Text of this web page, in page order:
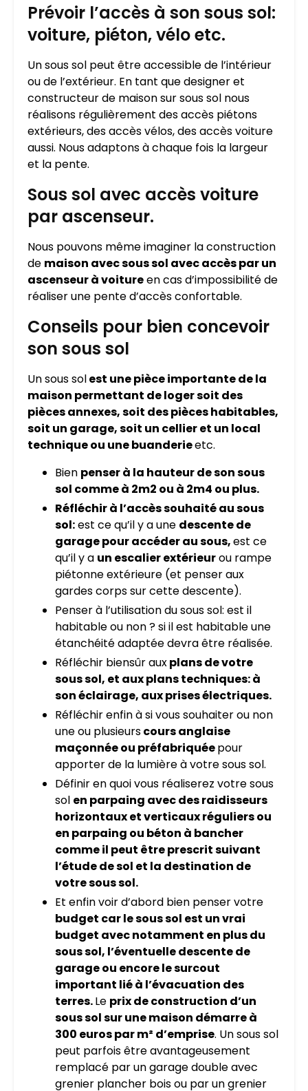
Prévoir l’accès à son sous sol:
voiture, piéton, vélo etc.
Un sous sol peut être accessible de l’intérieur
ou de l’extérieur. En tant que designer et
constructeur de maison sur sous sol nous
réalisons régulièrement des accès piétons
extérieurs, des accès vélos, des accès voiture
aussi. Nous adaptons à chaque fois la largeur
et la pente.
Sous sol avec accès voiture
par ascenseur.
Nous pouvons même imaginer la construction
de maison avec sous sol avec accès par un
ascenseur à voitureen cas d’impossibilité de
réaliser une pente d’accès confortable.
Conseils pour bien concevoir
son sous sol
Un sous solest une pièce importante de la
maison permettant de loger soit des
pièces annexes, soit des pièces habitables,
soit un garage, soit un cellier et un local
technique ou une buanderieetc.
Bien penser à la hauteur de son sous
sol comme à 2m2 ou à 2m4 ou plus.
Réfléchir à l’accès souhaité au sous
sol:est ce qu’il y a une descente de
garage pour accéder au sous,est ce
qu’il y a un escalier extérieurou rampe
piétonne extérieure (et penser aux
gardes corps sur cette descente).
Penser à l’utilisation du sous sol: est il
habitable ou non ? si il est habitable une
étanchéité adaptée devra être réalisée.
Réfléchir biensûr auxplans de votre
sous sol, et aux plans techniques: à
son éclairage, aux prises électriques.
Réfléchir enfin à si vous souhaiter ou non
une ou plusieurscours anglaise
maçonnée ou préfabriquéepour
apporter de la lumière à votre sous sol.
Définir en quoi vous réaliserez votre sous
sol en parpaing avec des raidisseurs
horizontaux et verticaux réguliers ou
en parpaing ou béton à bancher
comme il peut être prescrit suivant
l’étude de sol et la destination de
votre sous sol.
Et enfin voir d’abord bien penser votre
budget car le sous sol est un vrai
budget avec notamment en plus du
sous sol, l’éventuelle descente de
garage ou encore le surcout
important lié à l’évacuation des
terres.Le prix de construction d’un
sous sol sur une maison démarre à
300 euros par m² d’emprise. Un sous sol
peut parfois être avantageusement
remplacé par un garage double avec
grenier plancher bois ou par un grenier